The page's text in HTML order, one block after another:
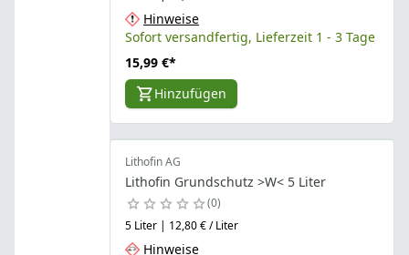
Hinweise
Sofort versandfertig, Lieferzeit 1 - 3 Tage
15,99 €*
Hinzufügen
Lithofin AG
Lithofin Grundschutz >W< 5 Liter
0
5 Liter | 12,80 € / Liter
Hinweise